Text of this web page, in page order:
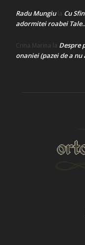
Radu Mungiula Cu
adormitei roabei
Crina Marina la Despre
onaniei (pazei de a nu